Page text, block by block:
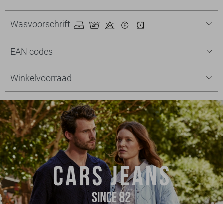
Wasvoorschrift
EAN codes
Winkelvoorraad